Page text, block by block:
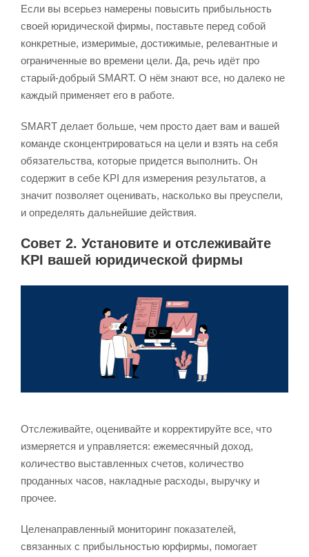
Если вы всерьез намерены повысить прибыльность
своей юридической фирмы, поставьте перед собой
конкретные, измеримые, достижимые, релевантные и
ограниченные во времени цели. Да, речь идёт про
старый-добрый SMART. О нём знают все, но далеко не
каждый применяет его в работе.
SMART делает больше, чем просто дает вам и вашей
команде сконцентрироваться на цели и взять на себя
обязательства, которые придется выполнить. Он
содержит в себе KPI для измерения результатов, а
значит позволяет оценивать, насколько вы преуспели,
и определять дальнейшие действия.
Совет 2. Установите и отслеживайте
KPI вашей юридической фирмы
Отслеживайте, оценивайте и корректируйте все, что
измеряется и управляется: ежемесячный доход,
количество выставленных счетов, количество
проданных часов, накладные расходы, выручку и
прочее.
Целенаправленный мониторинг показателей,
связанных с прибыльностью юрфирмы, помогает